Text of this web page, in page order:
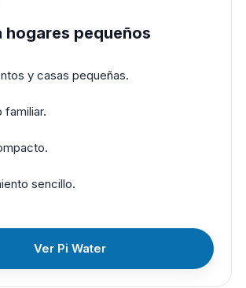
hogares pequeños
y casas pequeñas.
familiar.
sencillo.
Ver Pi Water